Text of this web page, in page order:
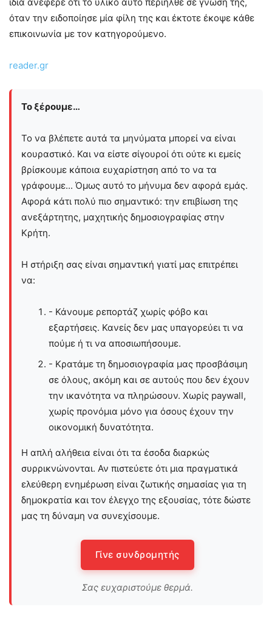
όταν την ειδοποίησε μία φίλη της και έκτοτε έκοψε κάθε
επικοινωνία με τον κατηγορούμενο.
reader.gr
Το ξέρουμε…
Το να βλέπετε αυτά τα μηνύματα μπορεί να είναι
κουραστικό. Και να είστε σίγουροί ότι ούτε κι εμείς
βρίσκουμε κάποια ευχαρίστηση από το να τα
γράφουμε... Όμως αυτό το μήνυμα δεν αφορά εμάς.
Αφορά κάτι πολύ πιο σημαντικό: την επιβίωση της
ανεξάρτητης, μαχητικής δημοσιογραφίας στην
Kρήτη.
Η στήριξη σας είναι σημαντική γιατί μας επιτρέπει
να:
- Κάνουμε ρεπορτάζ χωρίς φόβο και
εξαρτήσεις. Κανείς δεν μας υπαγορεύει τι να
πούμε ή τι να αποσιωπήσουμε.
- Κρατάμε τη δημοσιογραφία μας προσβάσιμη
σε όλους, ακόμη και σε αυτούς που δεν έχουν
την ικανότητα να πληρώσουν. Χωρίς paywall,
χωρίς προνόμια μόνο για όσους έχουν την
οικονομική δυνατότητα.
Η απλή αλήθεια είναι ότι τα έσοδα διαρκώς
συρρικνώνονται. Αν πιστεύετε ότι μια πραγματικά
ελεύθερη ενημέρωση είναι ζωτικής σημασίας για τη
δημοκρατία και τον έλεγχο της εξουσίας, τότε δώστε
μας τη δύναμη να συνεχίσουμε.
Γίνε συνδρομητής
Σας ευχαριστούμε θερμά.